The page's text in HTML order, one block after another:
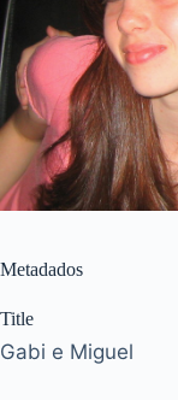
Metadados
Title
Gabi e Miguel